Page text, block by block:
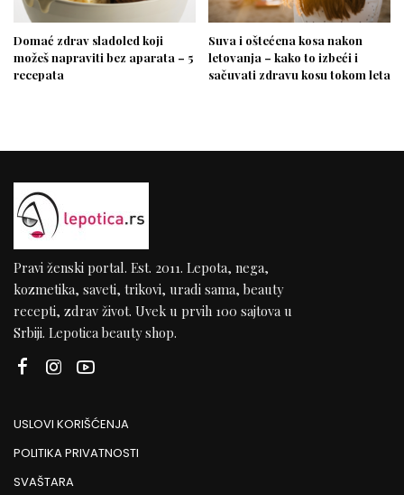
Domać zdrav sladoled koji
možeš napraviti bez aparata – 5
recepata
Suva i oštećena kosa nakon
letovanja – kako to izbeći i
sačuvati zdravu kosu tokom leta
Pravi ženski portal. Est. 2011. Lepota, nega,
kozmetika, saveti, trikovi, uradi sama, beauty
recepti, zdrav život. Uvek u prvih 100 sajtova u
Srbiji. Lepotica beauty shop.
USLOVI KORIŠĆENJA
POLITIKA PRIVATNOSTI
SVAŠTARA